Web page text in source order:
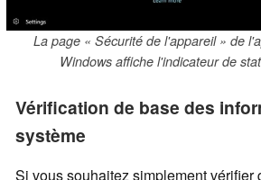
La page « Sécurité de l'appareil » de
Windows affiche l'indicateur de
Vérification de base des
système
Si vous souhaitez simplement vérifier